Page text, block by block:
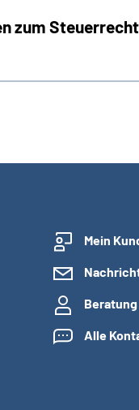
zum Steuerrecht
Mein
Beratung
Alle